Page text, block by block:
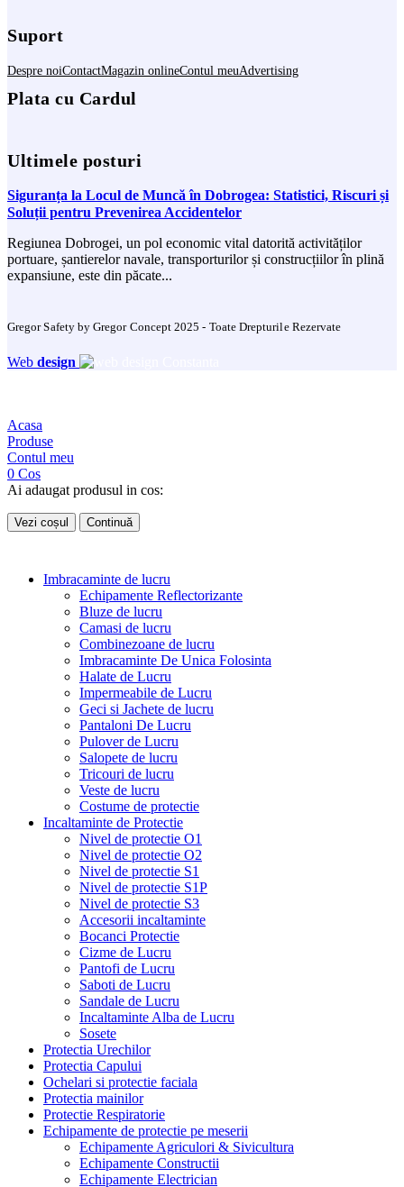
Suport
Despre noiContactMagazin onlineContul meuAdvertising
Plata cu Cardul
Ultimele posturi
Siguranța la Locul de Muncă în Dobrogea: Statistici, Riscuri și
Soluții pentru Prevenirea Accidentelor
Regiunea Dobrogei, un pol economic vital datorită activităților
portuare, șantierelor navale, transporturilor și construcțiilor în plină
expansiune, este din păcate...
Gregor Safety by Gregor Concept 2025 - Toate Drepturile Rezervate
Web design
Acasa
Produse
Contul meu
0 Cos
Ai adaugat produsul in cos:
Vezi coșul Continuă
Imbracaminte de lucru
Echipamente Reflectorizante
Bluze de lucru
Camasi de lucru
Combinezoane de lucru
Imbracaminte De Unica Folosinta
Halate de Lucru
Impermeabile de Lucru
Geci si Jachete de lucru
Pantaloni De Lucru
Pulover de Lucru
Salopete de lucru
Tricouri de lucru
Veste de lucru
Costume de protectie
Incaltaminte de Protectie
Nivel de protectie O1
Nivel de protectie O2
Nivel de protectie S1
Nivel de protectie S1P
Nivel de protectie S3
Accesorii incaltaminte
Bocanci Protectie
Cizme de Lucru
Pantofi de Lucru
Saboti de Lucru
Sandale de Lucru
Incaltaminte Alba de Lucru
Sosete
Protectia Urechilor
Protectia Capului
Ochelari si protectie faciala
Protectia mainilor
Protectie Respiratorie
Echipamente de protectie pe meserii
Echipamente Agriculori & Sivicultura
Echipamente Constructii
Echipamente Electrician